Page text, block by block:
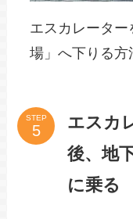
エスカレータ
場」へ下りる方
STEP
エスカ
後、地
に乗る